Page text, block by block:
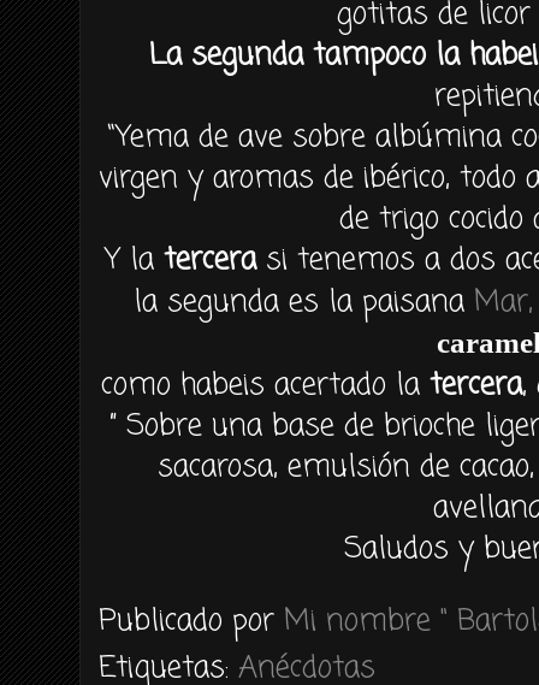
gotitas de licor
La segunda tampoco la
“Yema de ave sobre albúmina
virgen y aromas de ibérico, todo
de trigo cocido
Y la tercerasi tenemos a dos
la segunda es la paisana Mar,
como habeis acertado latercera,
” Sobre una base de brioche
sacarosa, emulsión de
Saludos y
Publicado por Mi nombre "
Etiquetas: Anécdotas